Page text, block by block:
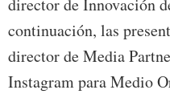
director de Innovación
continuación, las
director de Media
Instagram para Medio